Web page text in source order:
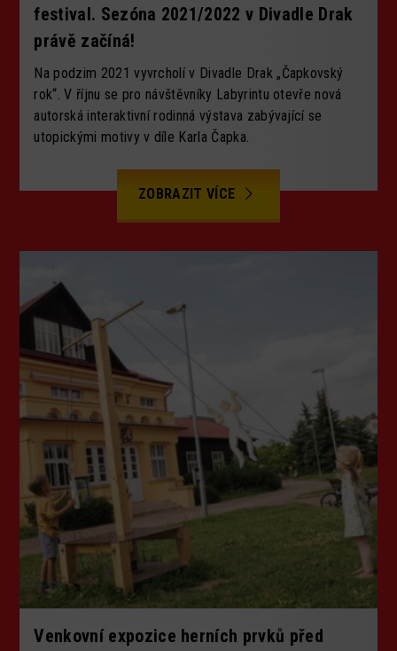
festival. Sezóna 2021/2022 v Divadle Drak
právě začíná!
Na podzim 2021 vyvrcholí v Divadle Drak „Čapkovský
rok“. V říjnu se pro návštěvníky Labyrintu otevře nová
autorská interaktivní rodinná výstava zabývající se
utopickými motivy v díle Karla Čapka.
ZOBRAZIT VÍCE
Venkovní expozice herních prvků před